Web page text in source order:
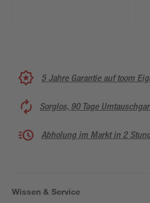
5 Jahre Garantie auf toom
Sorglos, 90 Tage
Abholung im Markt in 2
Wissen & Service